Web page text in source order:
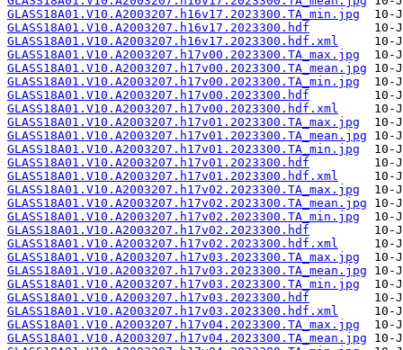
GLASS18A01.V10.A2003207.h16v17.2023300.TA_min.jpg
GLASS18A01.V10.A2003207.h16v17.2023300.hdf
GLASS18A01.V10.A2003207.h16v17.2023300.hdf.xml
GLASS18A01.V10.A2003207.h17v00.2023300.TA_max.jpg
GLASS18A01.V10.A2003207.h17v00.2023300.TA_mean.jpg
GLASS18A01.V10.A2003207.h17v00.2023300.TA_min.jpg
GLASS18A01.V10.A2003207.h17v00.2023300.hdf
GLASS18A01.V10.A2003207.h17v00.2023300.hdf.xml
GLASS18A01.V10.A2003207.h17v01.2023300.TA_max.jpg
GLASS18A01.V10.A2003207.h17v01.2023300.TA_mean.jpg
GLASS18A01.V10.A2003207.h17v01.2023300.TA_min.jpg
GLASS18A01.V10.A2003207.h17v01.2023300.hdf
GLASS18A01.V10.A2003207.h17v01.2023300.hdf.xml
GLASS18A01.V10.A2003207.h17v02.2023300.TA_max.jpg
GLASS18A01.V10.A2003207.h17v02.2023300.TA_mean.jpg
GLASS18A01.V10.A2003207.h17v02.2023300.TA_min.jpg
GLASS18A01.V10.A2003207.h17v02.2023300.hdf
GLASS18A01.V10.A2003207.h17v02.2023300.hdf.xml
GLASS18A01.V10.A2003207.h17v03.2023300.TA_max.jpg
GLASS18A01.V10.A2003207.h17v03.2023300.TA_mean.jpg
GLASS18A01.V10.A2003207.h17v03.2023300.TA_min.jpg
GLASS18A01.V10.A2003207.h17v03.2023300.hdf
GLASS18A01.V10.A2003207.h17v03.2023300.hdf.xml
GLASS18A01.V10.A2003207.h17v04.2023300.TA_max.jpg
GLASS18A01.V10.A2003207.h17v04.2023300.TA_mean.jpg